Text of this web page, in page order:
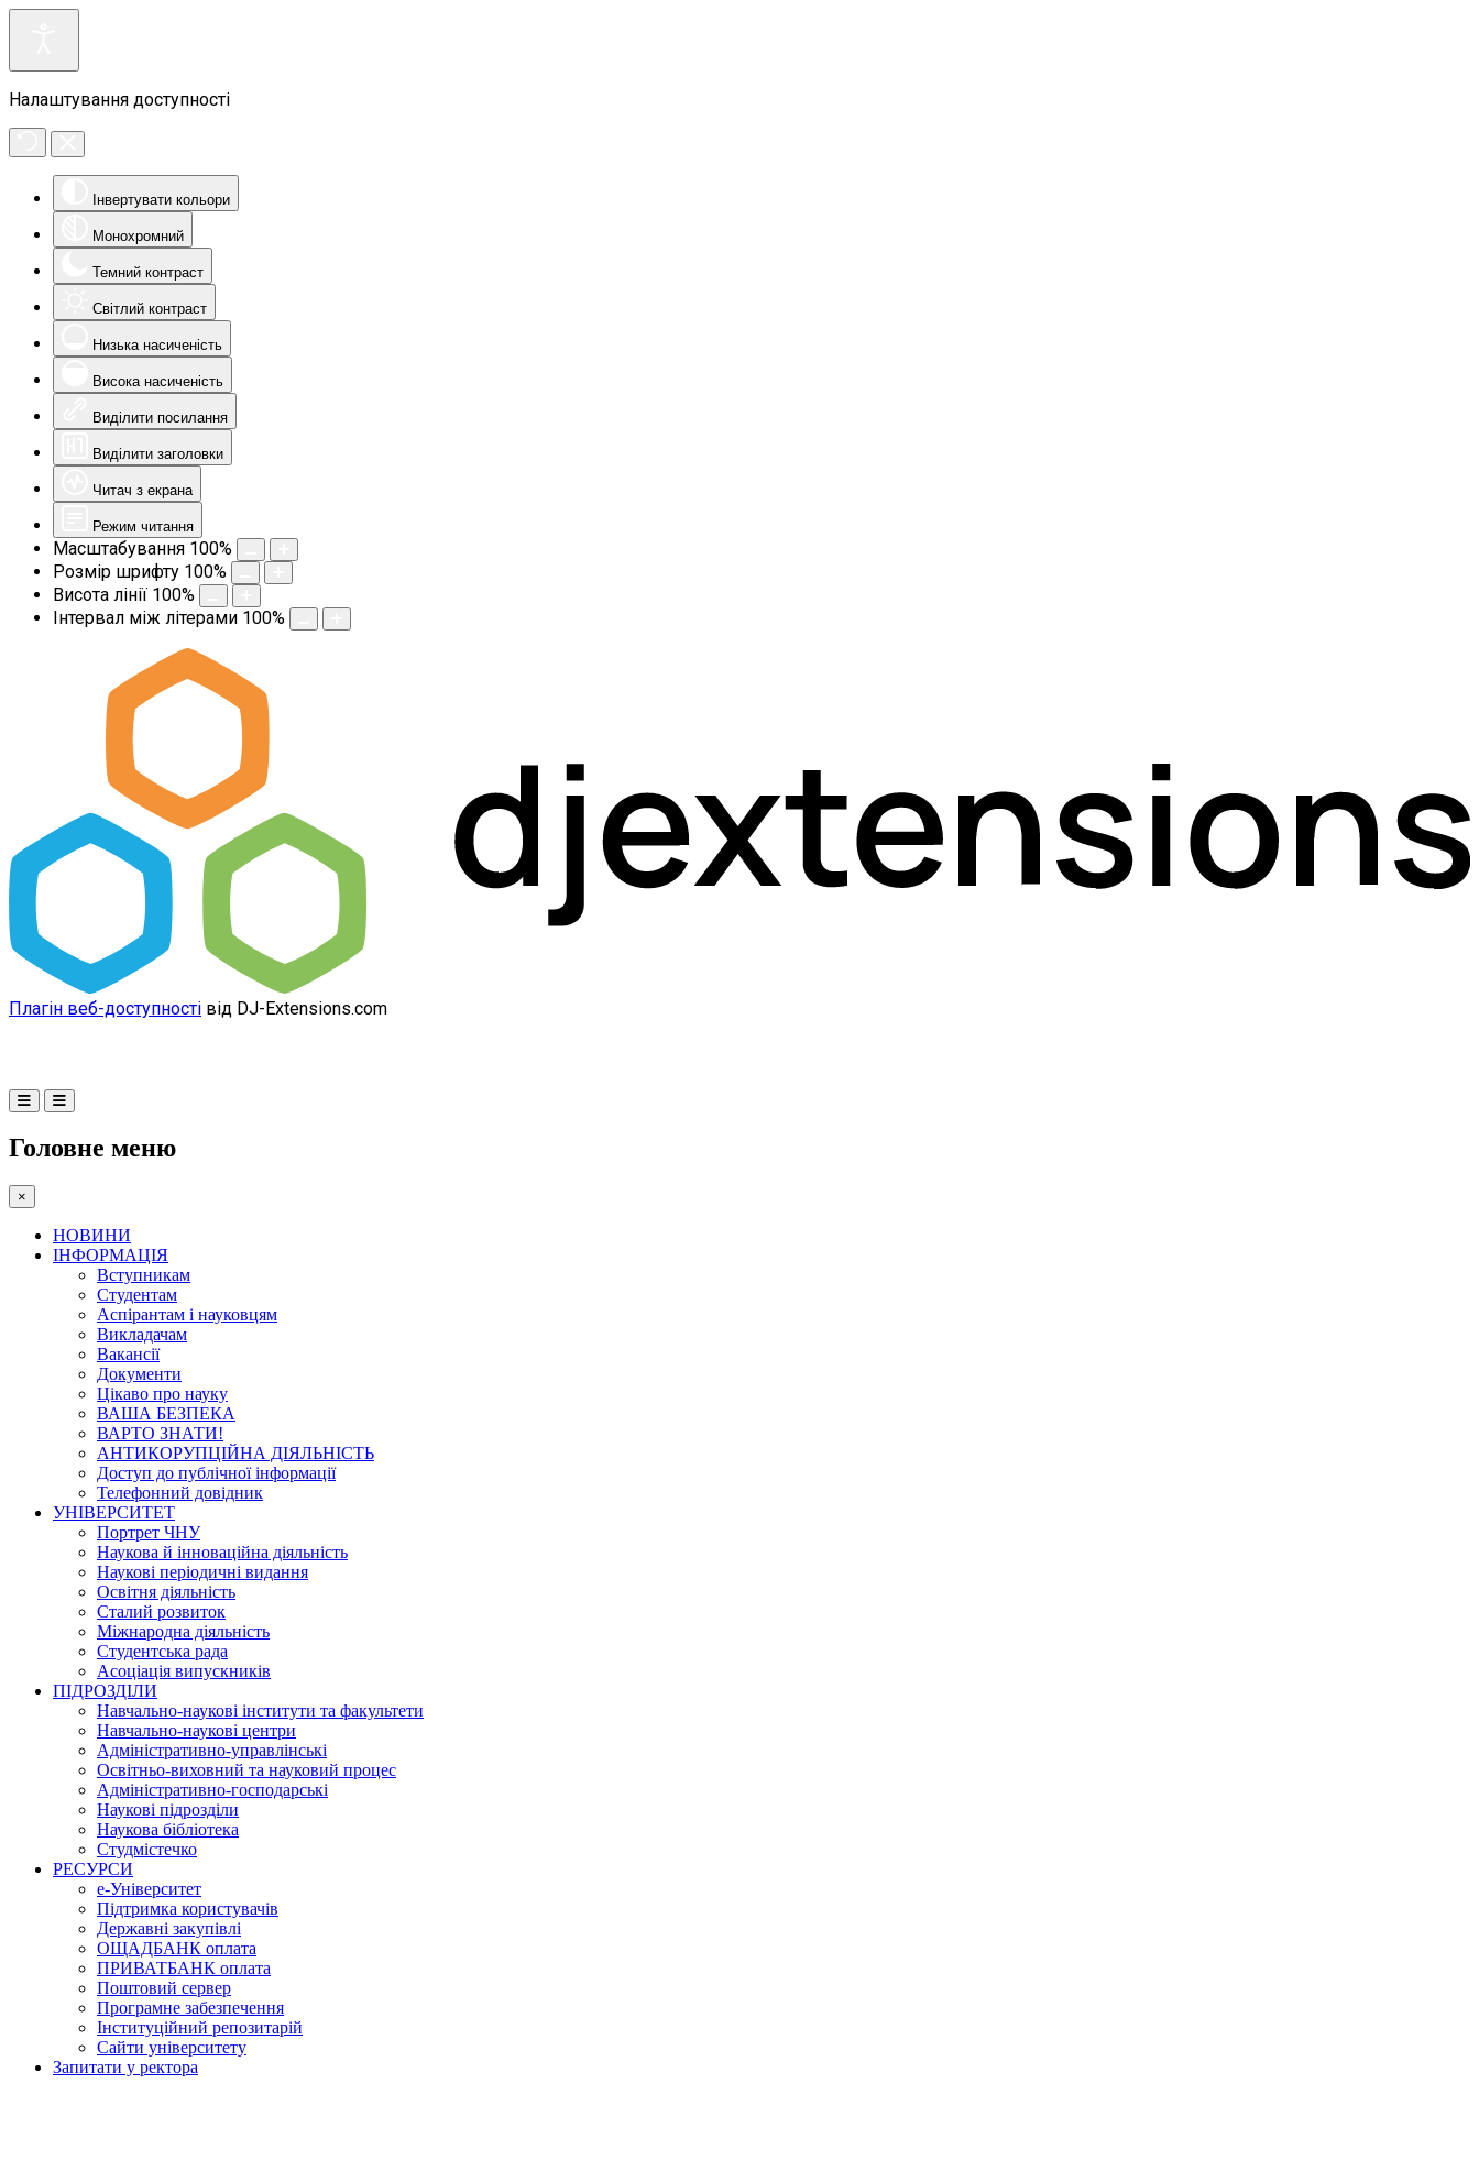
Налаштування доступності
Інвертувати кольори
Монохромний
Темний контраст
Світлий контраст
Низька насиченість
Висока насиченість
Виділити посилання
Виділити заголовки
Читач з екрана
Режим читання
Масштабування 100%
Розмір шрифту 100%
Висота лінії 100%
Інтервал між літерами 100%
Плагін веб-доступності від DJ-Extensions.com
Головне меню
×
НОВИНИ
ІНФОРМАЦІЯ
Вступникам
Студентам
Аспірантам і науковцям
Викладачам
Вакансії
Документи
Цікаво про науку
ВАША БЕЗПЕКА
ВАРТО ЗНАТИ!
АНТИКОРУПЦІЙНА ДІЯЛЬНІСТЬ
Доступ до публічної інформації
Телефонний довідник
УНІВЕРСИТЕТ
Портрет ЧНУ
Наукова й інноваційна діяльність
Наукові періодичні видання
Освітня діяльність
Сталий розвиток
Міжнародна діяльність
Студентська рада
Асоціація випускників
ПІДРОЗДІЛИ
Навчально-наукові інститути та факультети
Навчально-наукові центри
Адміністративно-управлінські
Освітньо-виховний та науковий процес
Адміністративно-господарські
Наукові підрозділи
Наукова бібліотека
Студмістечко
РЕСУРСИ
е-Університет
Підтримка користувачів
Державні закупівлі
ОЩАДБАНК оплата
ПРИВАТБАНК оплата
Поштовий сервер
Програмне забезпечення
Інституційний репозитарій
Сайти університету
Запитати у ректора